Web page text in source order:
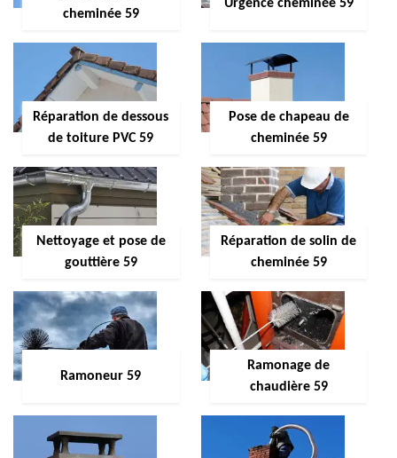
cheminée 59
Urgence cheminée 59
Réparation de dessous
de toiture PVC 59
Pose de chapeau de
cheminée 59
Nettoyage et pose de
gouttière 59
Réparation de solin de
cheminée 59
Ramoneur 59
Ramonage de
chaudière 59